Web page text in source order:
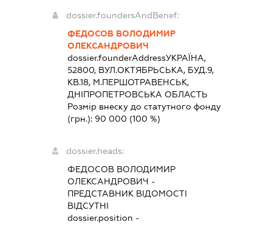
dossier.foundersAndBenef:
ФЕДОСОВ ВОЛОДИМИР
ОЛЕКСАНДРОВИЧ
dossier.founderAddressУКРАЇНА,
52800, ВУЛ.ОКТЯБРЬСЬКА, БУД.9,
КВ.18, М.ПЕРШОТРАВЕНСЬК,
ДНІПРОПЕТРОВСЬКА ОБЛАСТЬ
Розмір внеску до статутного фонду
(грн.): 90 000 (100 %)
dossier.heads:
ФЕДОСОВ ВОЛОДИМИР
ОЛЕКСАНДРОВИЧ -
ПРЕДСТАВНИК ВІДОМОСТІ
ВІДСУТНІ
dossier.position -